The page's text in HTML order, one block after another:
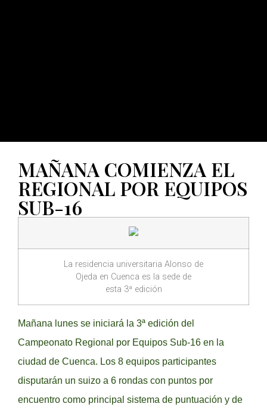
MAÑANA COMIENZA EL
REGIONAL POR EQUIPOS
SUB-16
La residencia universitaria Alonso de
Ojeda en Cuenca es la sede de
esta 3ª edición
Mañana lunes se iniciará la 3ª edición del
Campeonato Regional por Equipos Sub-16 en la
ciudad de Cuenca. Los 8 equipos participantes
disputarán un suizo a 6 rondas con puntos por
encuentro como principal sistema de puntuación y de